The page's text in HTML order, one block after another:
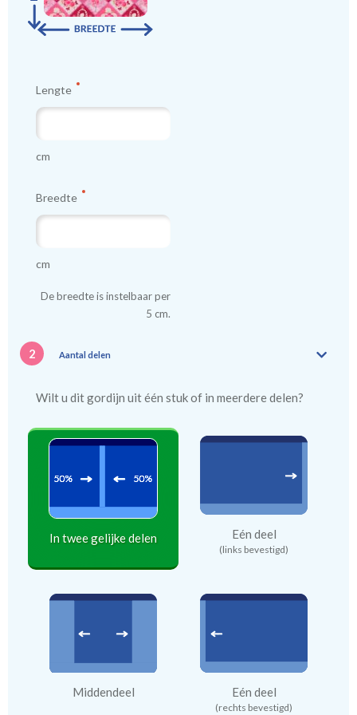
Laat voor aangename verduistering en isolatie de
kindergordijnen voeren: een verschil van dag en nacht!
Lengte
cm
Breedte
cm
De breedte is instelbaar per
5 cm.
2 Aantal delen
Wilt u dit gordijn uit één stuk of in meerdere delen?
In twee gelijke delen Eén deel
(links bevestigd)
Middendeel Eén deel
(rechts bevestigd)